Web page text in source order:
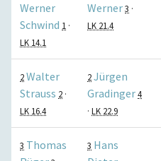
Werner
Schwind 1 ·
LK 14.1
Werner3 ·
LK 21.4
2Walter
Strauss 2 ·
LK 16.4
2Jürgen
Gradinger4
· LK 22.9
3 Thomas
3 Hans